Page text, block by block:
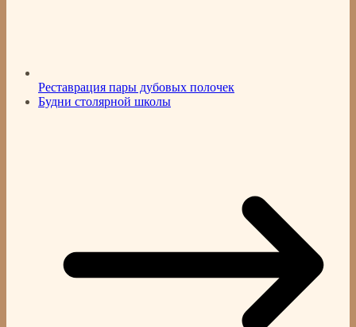
Реставрация пары дубовых полочек
Будни столярной школы